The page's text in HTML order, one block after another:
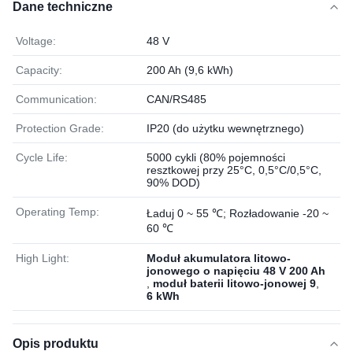
Dane techniczne
Voltage: 48 V
Capacity: 200 Ah (9,6 kWh)
Communication: CAN/RS485
Protection Grade: IP20 (do użytku wewnętrznego)
Cycle Life:
5000 cykli (80% pojemności
resztkowej przy 25°C, 0,5°C/0,5°C,
90% DOD)
Operating Temp:
Ładuj 0 ~ 55 ℃; Rozładowanie -20 ~
60 ℃
High Light:
Moduł akumulatora litowo-
jonowego o napięciu 48 V 200 Ah
moduł baterii litowo-jonowej 9
6 kWh
Opis produktu